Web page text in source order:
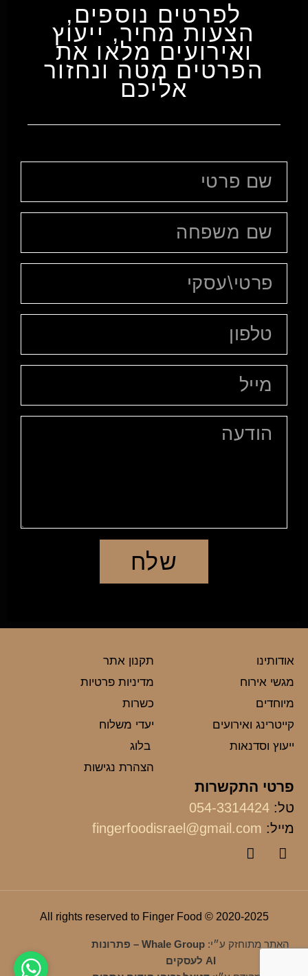
לפרטים נוספים,
הצעות מחיר, ייעוץ
ואירועים מלאו את
הפרטים מטה ונחזור
אליכם
שלח
אודותינו
מגשי אירוח
מיוחדים
קייטרינג ואירועים
ייעוץ וסדנאות
תקנון אתר
מדיניות פרטיות
כשרות
יעדי משלוח
בלוג
הצהרת נגישות
פרטי התקשרות
טל: 054-3314424
מייל: fingerfoodisrael@gmail.com
2020-2025 © All rights reserved to Finger Food
האתר מתוחזק ע״י:
Whale Group – פתרונות
AI לעסקים